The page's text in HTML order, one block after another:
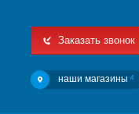
Заказать звонок
наши магазины 4